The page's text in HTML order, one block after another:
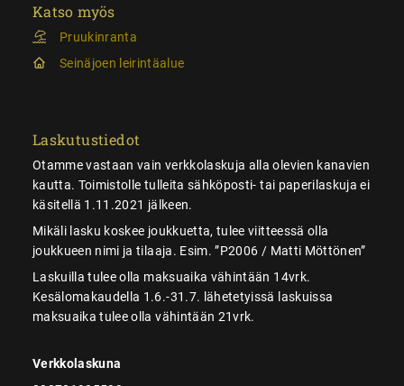
Katso myös
Pruukinranta
Seinäjoen leirintäalue
Laskutustiedot
Otamme vastaan vain verkkolaskuja alla olevien kanavien
kautta. Toimistolle tulleita sähköposti- tai paperilaskuja ei
käsitellä 1.11.2021 jälkeen.
Mikäli lasku koskee joukkuetta, tulee viitteessä olla
joukkueen nimi ja tilaaja. Esim. ”P2006 / Matti Möttönen”
Laskuilla tulee olla maksuaika vähintään 14vrk.
Kesälomakaudella 1.6.-31.7. lähetetyissä laskuissa
maksuaika tulee olla vähintään 21vrk.
Verkkolaskuna